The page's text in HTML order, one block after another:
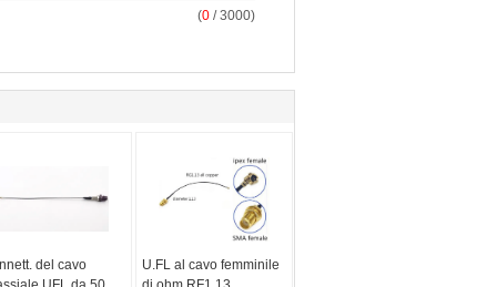
(0 / 3000)
del cavo
U.FL al cavo femminile